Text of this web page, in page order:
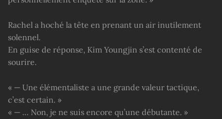
Rachel a hoché la tête en prenant un air inutilement
solennel.
En guise de réponse, Kim Youngjin s’est contenté de
sourire.
« — Une élémentaliste a une grande valeur tactique,
c’est certain. »
« — … Non, je ne suis encore qu’une débutante. »